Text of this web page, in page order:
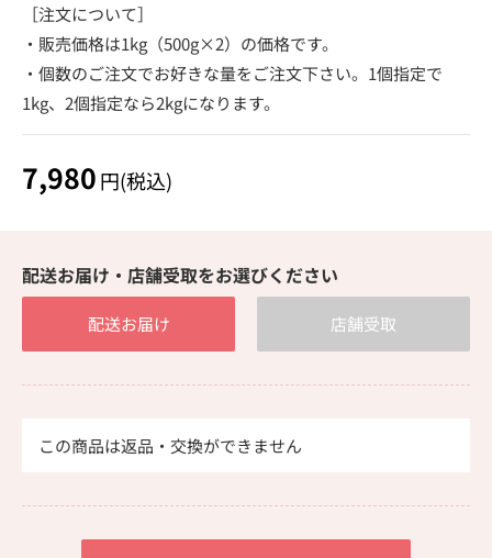
［注文について］
・販売価格は1kg（500g×2）の価格です。
・個数のご注文でお好きな量をご注文下さい。1個指定で
1kg、2個指定なら2kgになります。
7,980円(税込)
配送お届け・店舗受取をお選びください
配送お届け 店舗受取
この商品は返品・交換ができません